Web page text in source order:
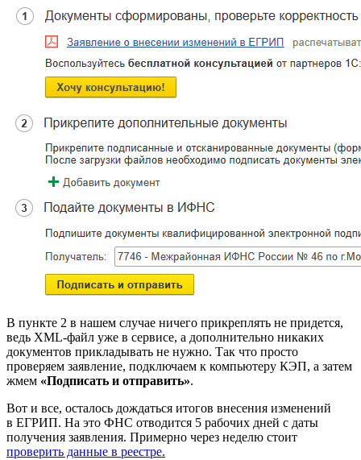
В пункте 2 в нашем случае ничего прикреплять не придется,
ведь XML-файл уже в сервисе, а дополнительно никаких
документов прикладывать не нужно. Так что просто
проверяем заявление, подключаем к компьютеру КЭП, а затем
жмем «Подписать и отправить».
Вот и все, осталось дождаться итогов внесения изменений
в ЕГРИП. На это ФНС отводится 5 рабочих дней с даты
получения заявления. Примерно через неделю стоит
проверить данные в реестре.